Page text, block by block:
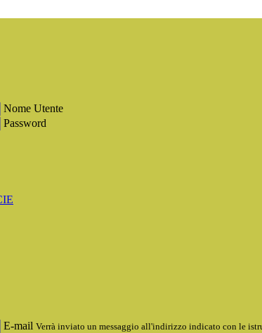
Nome Utente
Password
E-mail Verrà inviato un messaggio all'indirizzo indicato con le